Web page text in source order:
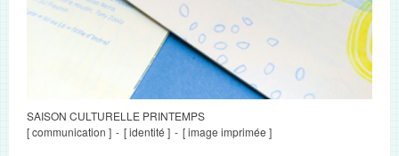
SAISON CULTURELLE PRINTEMPS
[ communication ]
[ identité ] [ image imprimée ]